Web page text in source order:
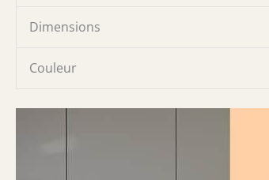
Dimensions
Couleur